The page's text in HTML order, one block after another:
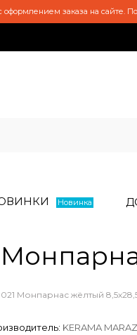
заказа на сайте.
Новинка
Монпарнас жёлтый
KERAMA